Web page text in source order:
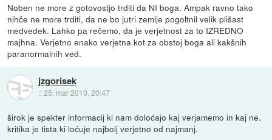
Noben ne more z gotovostjo trditi da NI boga. Ampak ravno tako
nihče ne more trditi, da ne bo jutri zemlje pogoltnil velik plišast
medvedek. Lahko pa rečemo, da je verjetnost za to IZREDNO
majhna. Verjetno enako verjetna kot za obstoj boga ali kakšnih
paranormalnih ved.
jzgorisek
::25. mar 2010, 20:47
širok je spekter informacij ki nam doloćajo kaj verjamemo in kaj ne.
kritika je tista ki loćuje najbolj verjetno od najmanj.